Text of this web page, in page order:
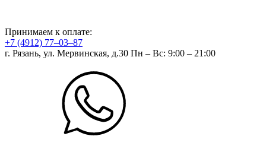
Принимаем к оплате:
+7 (4912) 77‒03‒87
г. Рязань, ул. Мервинская, д.30 Пн – Вс: 9:00 – 21:00